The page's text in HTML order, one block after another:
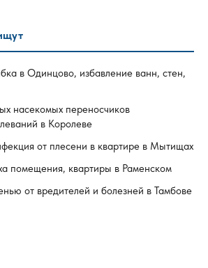
в Одинцово, избавление ванн, стен,
насекомых переносчиков
в Королеве
от плесени в квартире в Мытищах
помещения, квартиры в Раменском
от вредителей и болезней в Тамбове